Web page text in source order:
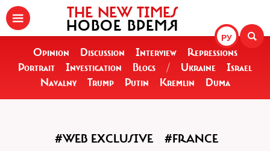
РУ
THE NEW TIMES
НОВОЕ ВРЕМЯ
Opinion Discussion Interview
Repressions
Portrait
Investigation Blogs / Ukraine
Israel
Navalny
Trump Putin Kremlin Duma
#WEB EXCLUSIVE #FRANCE